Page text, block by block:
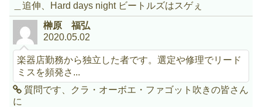
＿追伸、Hard days night ビートルズはスゲぇ
榊原 福弘
2020.05.02
楽器店勤務から独立した者です。選定や修理でリード
ミスを頻発さ...
質問です、クラ・オーボエ・ファゴット吹きの皆さん
に